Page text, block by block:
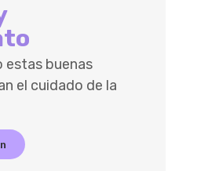
estas buenas
el cuidado de la